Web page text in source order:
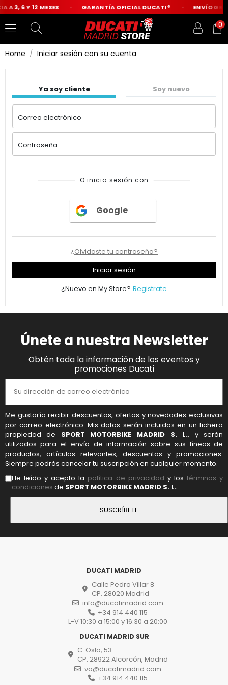
A 3, 6 Y 12 MESES GARANTÍA OFICIAL DUCATI® ENVÍO
0
Home Iniciar sesión con su cuenta
Ya soy cliente Soy nuevo
Correo electrónico
Contraseña
O inicia sesión con
Google
¿Olvidaste tu contraseña?
Iniciar sesión
¿Nuevo en My Store? Registrate
Únete a nuestra Newsletter
Obtén toda la información de los eventos y
promociones Ducati
Me gustaría recibir descuentos, ofertas y novedades exclusivas
por correo electrónico. Mis datos serán incluidos en un fichero
propiedad de SPORT MOTORBIKE MADRID S. L., y serán
utilizados para el envío de información sobre sus líneas de
productos, artículos relevantes, descuentos y promociones.
Siempre podrás cancelar tu suscripción en cualquier momento.
He leído y acepto la política de privacidad y lostérminos y
condiciones de SPORT MOTORBIKE MADRID S. L..
DUCATI MADRID
Calle Pedro Villar 8
CP. 28020 Madrid
info@ducatimadrid.com
+34 914 440 115
L-V 10:30 a 15:00 y 16:30 a 20:00
DUCATI MADRID SUR
C. Oslo, 53
CP. 28922 Alcorcón, Madrid
vo@ducatimadrid.com
+34 914 440 115